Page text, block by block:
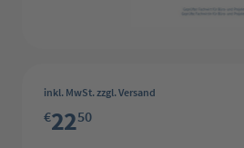
inkl. MwSt. zzgl. Versand
€2250